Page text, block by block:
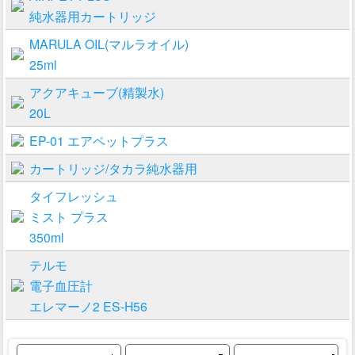
純水器用カートリッジ
MARULA OIL(マルラオイル)
25ml
アクアキューブ(精製水)
20L
EP-01 エアペットプラス
カートリッジ/タカラ純水器用
タイフレッシュ
ミスト プラス
350ml
テルモ
電子血圧計
エレマーノ2 ES-H56